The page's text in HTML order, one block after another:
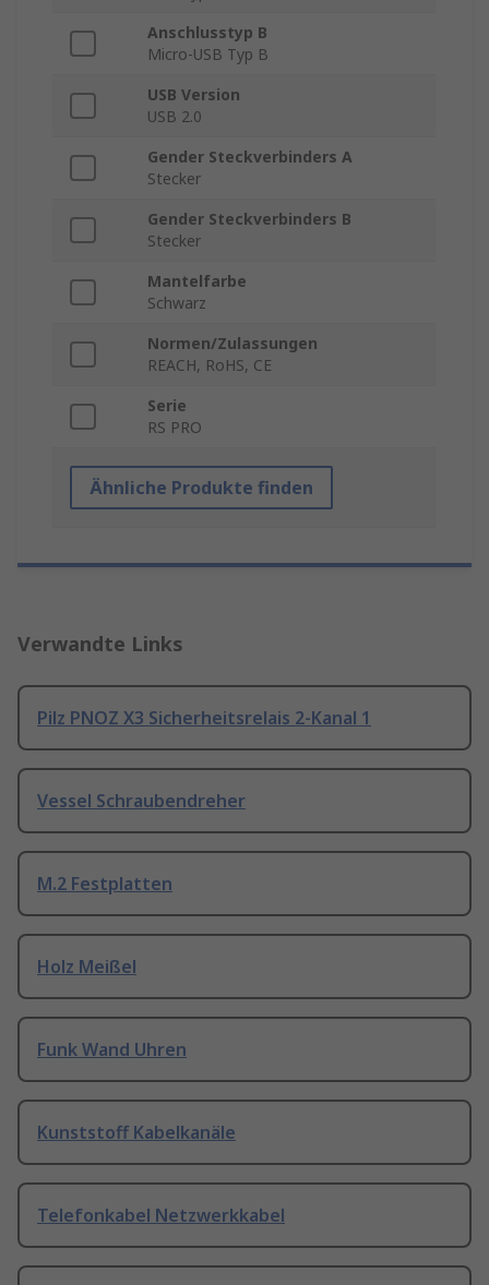
Anschlusstyp B
Micro-USB Typ B
USB Version
USB 2.0
Gender Steckverbinders A
Stecker
Gender Steckverbinders B
Stecker
Mantelfarbe
Schwarz
Normen/Zulassungen
REACH, RoHS, CE
Serie
RS PRO
Ähnliche Produkte finden
Verwandte Links
Pilz PNOZ X3 Sicherheitsrelais 2-Kanal 1
Vessel Schraubendreher
M.2 Festplatten
Holz Meißel
Funk Wand Uhren
Kunststoff Kabelkanäle
Telefonkabel Netzwerkkabel